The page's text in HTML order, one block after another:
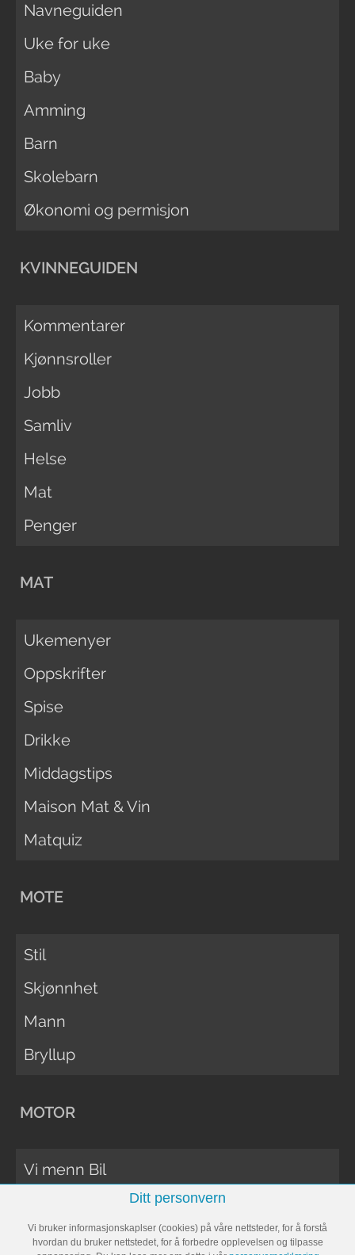
Navneguiden
Uke for uke
Baby
Amming
Barn
Skolebarn
Økonomi og permisjon
KVINNEGUIDEN
Kommentarer
Kjønnsroller
Jobb
Samliv
Helse
Mat
Penger
MAT
Ukemenyer
Oppskrifter
Spise
Drikke
Middagstips
Maison Mat & Vin
Matquiz
MOTE
Stil
Skjønnhet
Mann
Bryllup
MOTOR
Vi menn Bil
Vi Menn Båt
Ditt personvern
Vi bruker informasjonskaplser (cookies) på våre nettsteder, for å forstå
hvordan du bruker nettstedet, for å forbedre opplevelsen og tilpasse